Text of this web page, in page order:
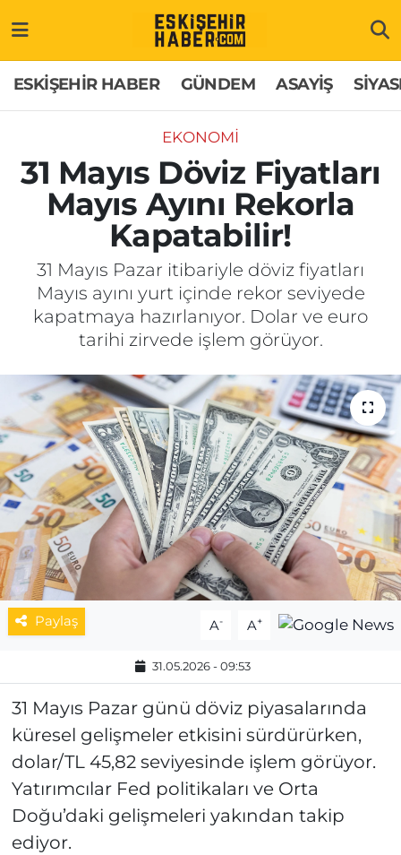
ESKİŞEHİR HABER GÜNDEM ASAYİŞ
EKONOMİ
31 Mayıs Döviz Fiyatları
Mayıs Ayını Rekorla
Kapatabilir!
31 Mayıs Pazar itibariyle döviz fiyatları
Mayıs ayını yurt içinde rekor seviyede
kapatmaya hazırlanıyor. Dolar ve euro
tarihi zirvede işlem görüyor.
Paylaş A- A+
31.05.2026 - 09:53
31 Mayıs Pazar günü döviz piyasalarında
küresel gelişmeler etkisini sürdürürken,
dolar/TL 45,82 seviyesinde işlem görüyor.
Yatırımcılar Fed politikaları ve Orta
Doğu’daki gelişmeleri yakından takip
ediyor.
GÜNDEM
ASAYİŞ
SİYASET
EKONOMİ
SAĞLIK
EĞİTİM
SPOR
MAGAZİN
ESKİŞEHİRSPOR
Hakkımızda
İletişim
Künye
Odunpazarı Trafik Yoğunluk Haritası
Süper Lig Puan Durumu ve Fikstür
Tüm Manşetler
Son Dakika Haberleri
Haber Arşivi